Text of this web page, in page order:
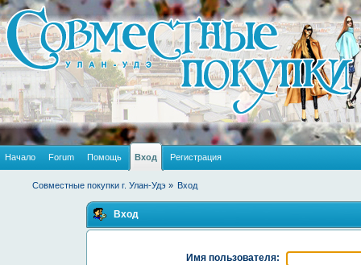
Начало Forum Помощь Вход Регистрация
Совместные покупки г. Улан-Удэ » Вход
Вход
Имя пользователя: